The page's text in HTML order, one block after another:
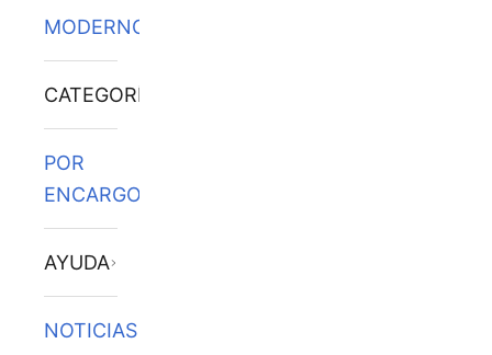
MODERNOS
CATEGORÍAS
POR
ENCARGO
AYUDA
NOTICIAS